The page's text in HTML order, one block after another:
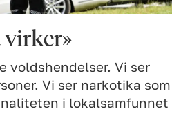
virker»
voldshendelser. Vi ser
Vi ser narkotika som
i lokalsamfunnet